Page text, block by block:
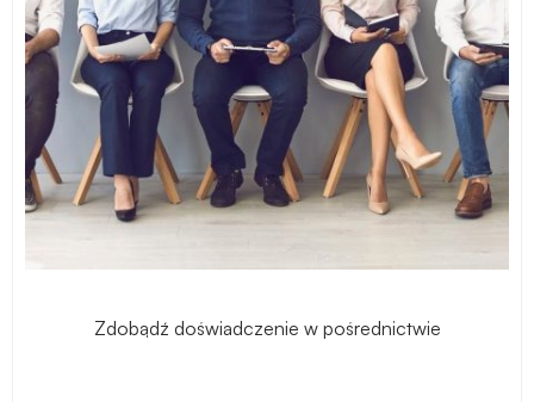
Zdobądź doświadczenie w pośrednictwie